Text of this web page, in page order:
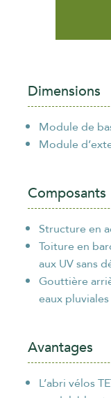
Dimensions
Module de
Module
Composants
Structure en
Toiture en
aux UV sans
Gouttière
eaux pluviales
Avantages
L’abri vélos
TÉLÉPHONE*